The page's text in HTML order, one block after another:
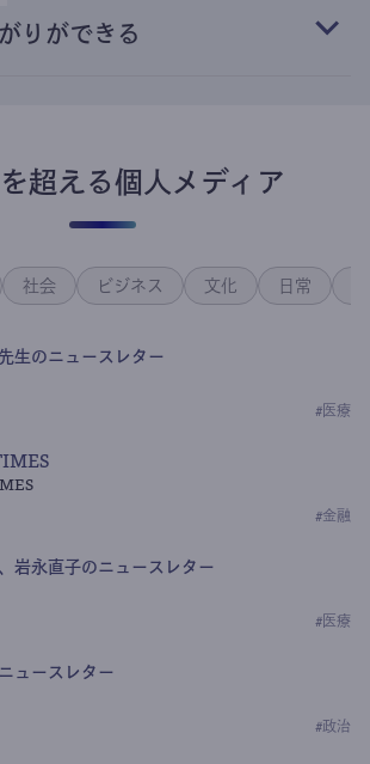
りができる
超える個人メディア
社会 ビジネス 文化 日常
生のニュースレター
# 医療
#金融
岩永直子のニュースレター
# 医療
ュースレター
#政治